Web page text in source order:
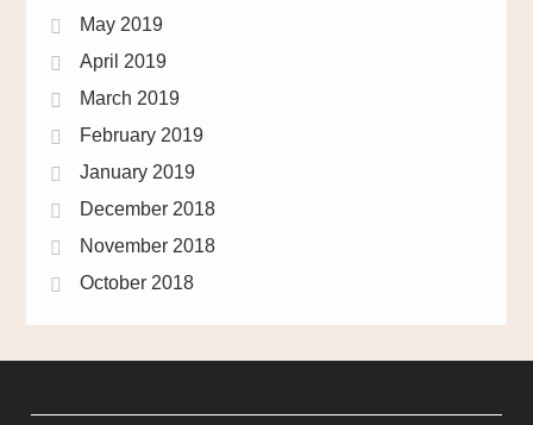
May 2019
April 2019
March 2019
February 2019
January 2019
December 2018
November 2018
October 2018